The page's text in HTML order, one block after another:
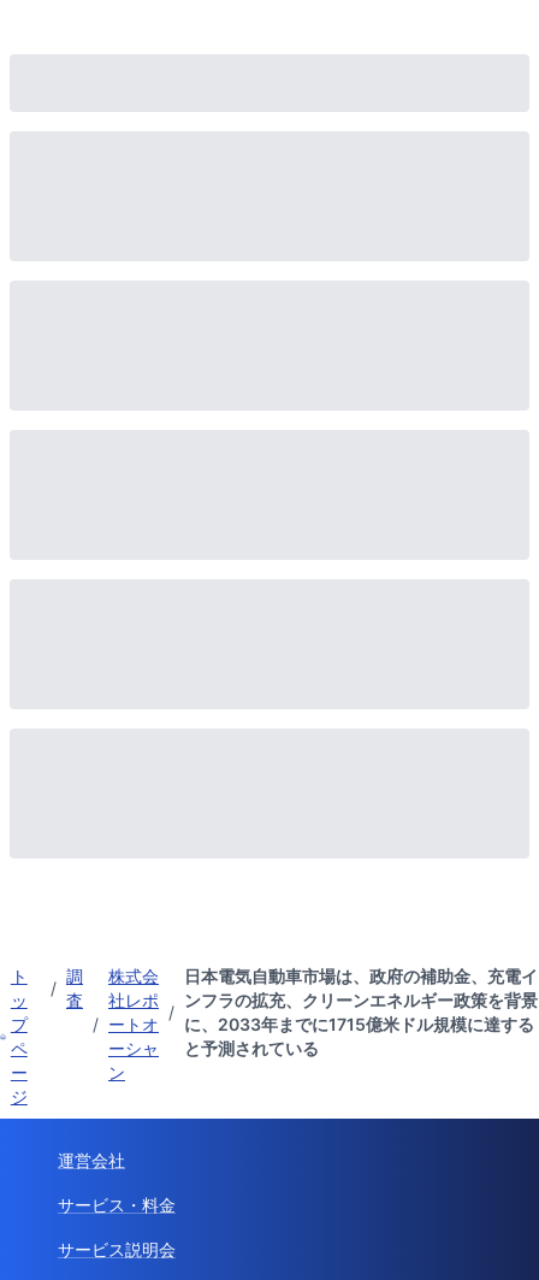
ト
ッ
プ
ペ
ー
ジ
/
調
査
/
株式会
社レポ
ートオ
ーシャ
ン
/
日本電気自動車市場は、政府の補助金、充電イ
ンフラの拡充、クリーンエネルギー政策を背景
に、2033年までに1715億米ドル規模に達する
と予測されている
運営会社
サービス・料金
サービス説明会